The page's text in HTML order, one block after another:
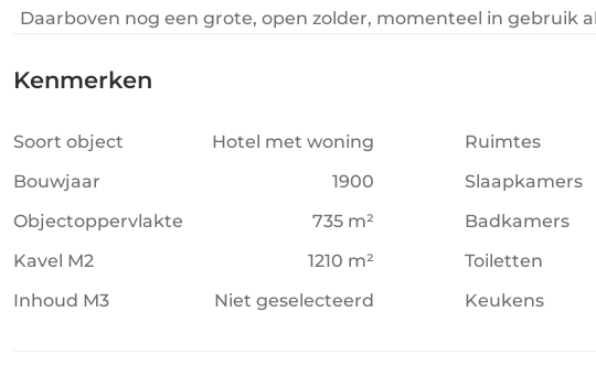
Daarboven nog een grote, open zolder, momenteel in gebruik
Kenmerken
Soort object
Hotel met woning
Bouwjaar
1900
Objectoppervlakte
735 m²
Kavel M2
1210 m²
Inhoud M3
Niet geselecteerd
Ruimtes
Slaapkamers
Badkamers
Toiletten
Keukens